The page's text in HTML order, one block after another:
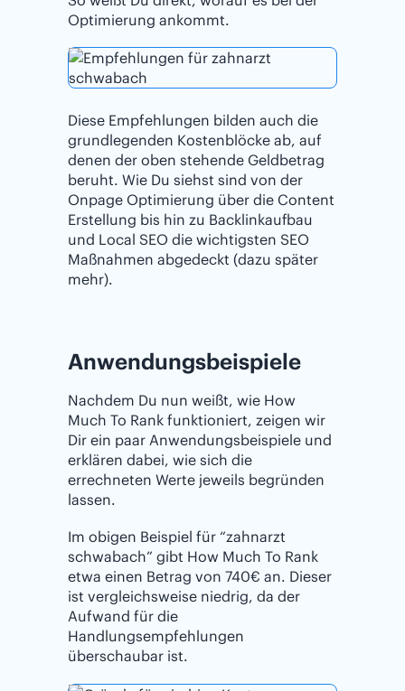
Optimierung ankommt.
Diese Empfehlungen bilden auch die
grundlegenden Kostenblöcke ab, auf
denen der oben stehende Geldbetrag
beruht. Wie Du siehst sind von der
Onpage Optimierung über die Content
Erstellung bis hin zu Backlinkaufbau
und Local SEO die wichtigsten SEO
Maßnahmen abgedeckt (dazu später
mehr).
Anwendungsbeispiele
Nachdem Du nun weißt, wie How
Much To Rank funktioniert, zeigen wir
Dir ein paar Anwendungsbeispiele und
erklären dabei, wie sich die
errechneten Werte jeweils begründen
lassen.
Im obigen Beispiel für “zahnarzt
schwabach” gibt How Much To Rank
etwa einen Betrag von 740€ an. Dieser
ist vergleichsweise niedrig, da der
Aufwand für die
Handlungsempfehlungen
überschaubar ist.